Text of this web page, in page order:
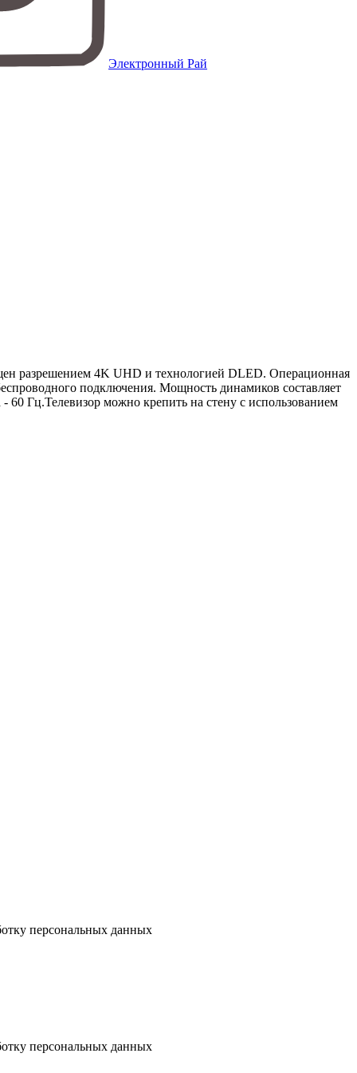
Электронный Рай
разрешением 4K UHD и технологией DLED. Операционная
подключения. Мощность динамиков составляет
60 Гц.Телевизор можно крепить на стену с использованием
персональных данных
персональных данных